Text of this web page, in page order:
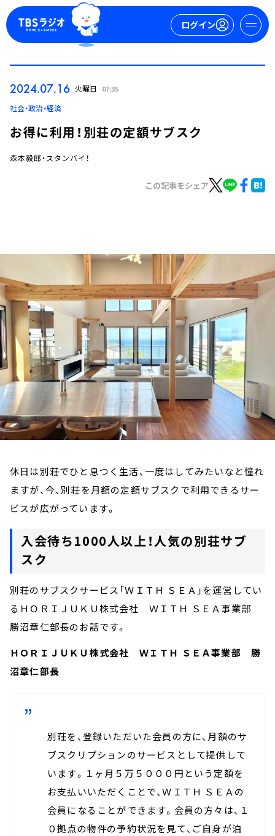
ログイン
トピックス
TBS Podcast
お知らせ
イベント・グッズ
YouTube
会社情報
2024.07.16 火曜日 07:35
社会・政治・経済
お得に利用！別荘の定額サブスク
森本毅郎・スタンバイ！
この記事をシェア
休日は別荘でひと息つく生活、一度はしてみたいなと憧れ
ますが、今、別荘を月額の定額サブスクで利用できるサー
ビスが広がっています。
入会待ち1000人以上！人気の別荘サブ
スク
別荘のサブスクサービス「ＷＩＴＨ ＳＥＡ」を運営してい
るＨＯＲＩＪＵＫＵ株式会社 ＷＩＴＨ ＳＥＡ事業部
勝沼章仁部長のお話です。
ＨＯＲＩＪＵＫＵ株式会社 ＷＩＴＨ ＳＥＡ事業部 勝
沼章仁部長
別荘を、登録いただいた会員の方に、月額のサ
ブスクリプションのサービスとして提供して
います。１ヶ月５万５０００円という定額を
お支払いいただくことで、ＷＩＴＨ ＳＥＡの
会員になることができます。会員の方々は、１
０拠点の物件の予約状況を見て、ご自身が泊